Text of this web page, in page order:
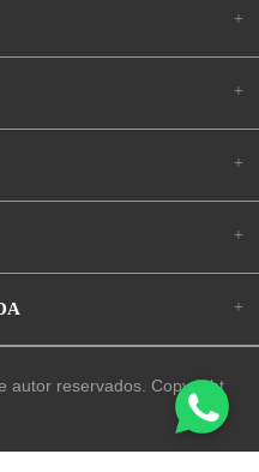
+
+
+
+
+
autor reservados. Copyright